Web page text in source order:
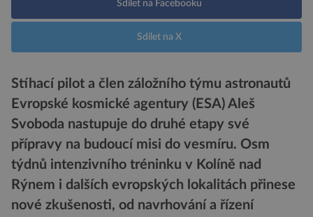
Sdílet na Facebooku
Sdílet na X
Stíhací pilot a člen záložního týmu astronautů
Evropské kosmické agentury (ESA) Aleš
Svoboda nastupuje do druhé etapy své
přípravy na budoucí misi do vesmíru. Osm
týdnů intenzivního tréninku v Kolíně nad
Rýnem i dalších evropských lokalitách přinese
nové zkušenosti, od navrhování a řízení